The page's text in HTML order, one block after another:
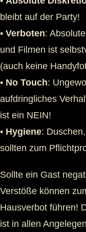
bleibt auf der Party!
• Verboten:
und Filmen ist
(auch keine
• No Touch:
aufdringliches
ist ein NEIN!
• Hygiene:
sollten zum
Sollte ein Gast
Verstöße können
Hausverbot führen!
ist in allen